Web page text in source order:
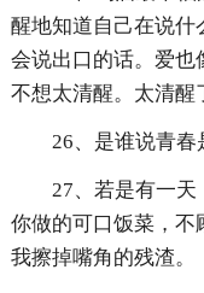
醒地知道自己在说什
会说出口的话。爱也
不想太清醒。太清醒
26、是谁说青春
27、若是有一天
你做的可口饭菜，不
我擦掉嘴角的残渣。